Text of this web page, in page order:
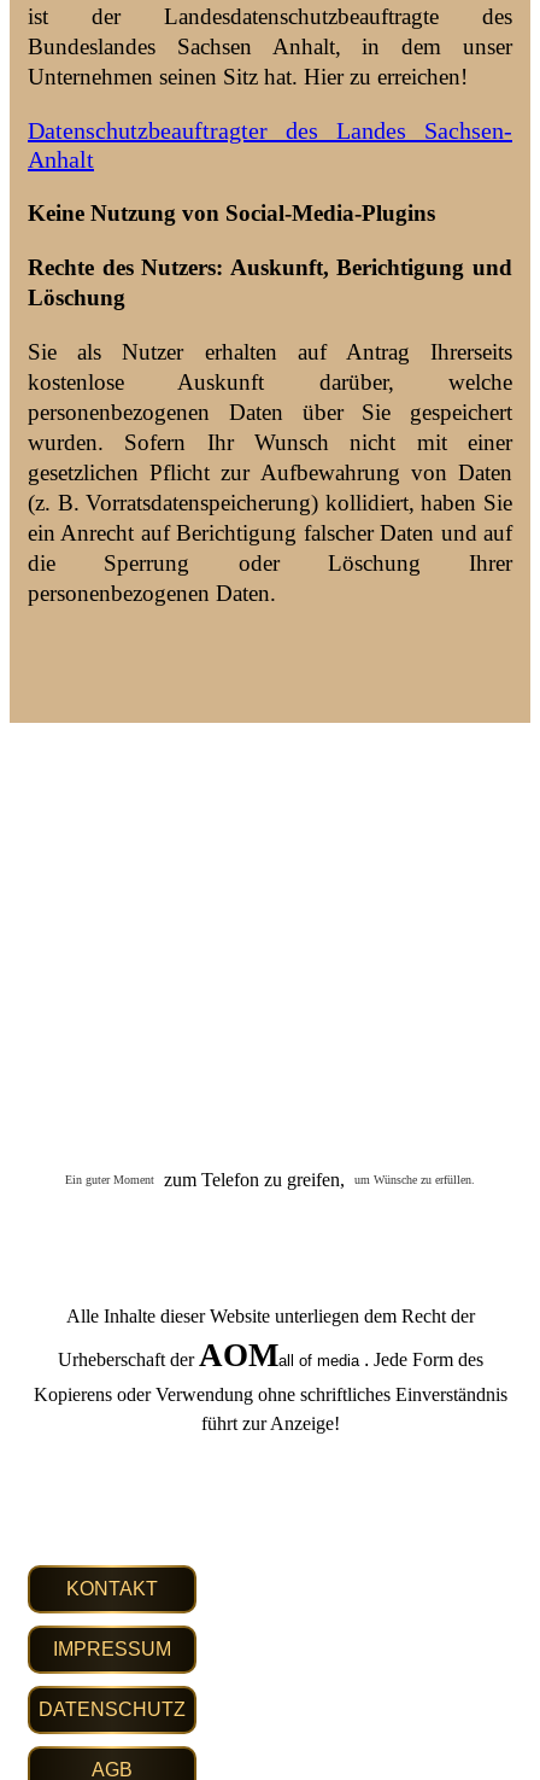
ist der Landesdatenschutzbeauftragte des
Bundeslandes Sachsen Anhalt, in dem unser
Unternehmen seinen Sitz hat. Hier zu erreichen!
Datenschutzbeauftragter des Landes Sachsen-
Anhalt
Keine Nutzung von Social-Media-Plugins
Rechte des Nutzers: Auskunft, Berichtigung und
Löschung
Sie als Nutzer erhalten auf Antrag Ihrerseits
kostenlose Auskunft darüber, welche
personenbezogenen Daten über Sie gespeichert
wurden. Sofern Ihr Wunsch nicht mit einer
gesetzlichen Pflicht zur Aufbewahrung von Daten
(z. B. Vorratsdatenspeicherung) kollidiert, haben Sie
ein Anrecht auf Berichtigung falscher Daten und auf
die Sperrung oder Löschung Ihrer
personenbezogenen Daten.
Ein guter Moment zum Telefon zu greifen, um Wünsche zu erfüllen.
Alle Inhalte dieser Website unterliegen dem Recht der
Urheberschaft der AOMall of media . Jede Form des
Kopierens oder Verwendung ohne schriftliches Einverständnis
führt zur Anzeige!